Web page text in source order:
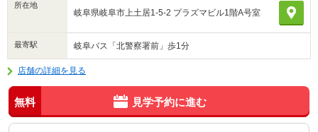
所在地
岐阜県岐阜市上土居1-5-2 プラズマビル1階A号室
最寄駅 岐阜バス「北警察署前」歩1分
店舗の詳細を見る
無料 見学予約に進む